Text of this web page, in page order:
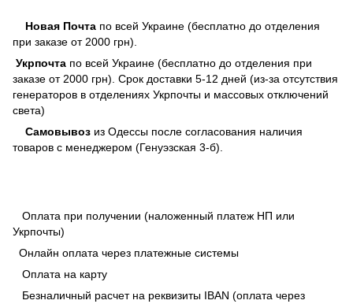
Новая Почта по всей Украине (бесплатно до отделения
при заказе от 2000 грн).
Укрпочта по всей Украине (бесплатно до отделения при
заказе от 2000 грн). Срок доставки 5-12 дней (из-за отсутствия
генераторов в отделениях Укрпочты и массовых отключений
света)
Самовывоз из Одессы после согласования наличия
товаров с менеджером (Генуэзская 3-б).
Оплата при получении (наложенный платеж НП или
Укрпочты)
Онлайн оплата через платежные системы
Оплата на карту
Безналичный расчет на реквизиты IBAN (оплата через